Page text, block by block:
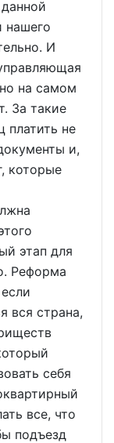
нашего
И
на самом
За такие
платить не
и,
которые
этап для
Реформа
вся страна,
себя
все, что
подъезд